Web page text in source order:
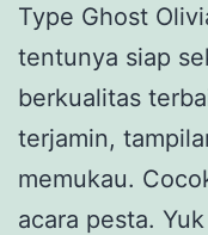
Type Ghost
tentunya siap
berkualitas
terjamin,
memukau.
acara pesta.